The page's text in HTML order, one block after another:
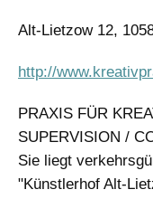
Alt-Lietzow 12,
http://
PRAXIS FÜR
SUPERVISION /
Sie liegt
"Künstlerhof Alt-